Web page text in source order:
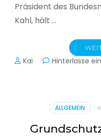
Präsident des
Kahl, hält …
Kai Hinterlasse
ALLGEMEIN